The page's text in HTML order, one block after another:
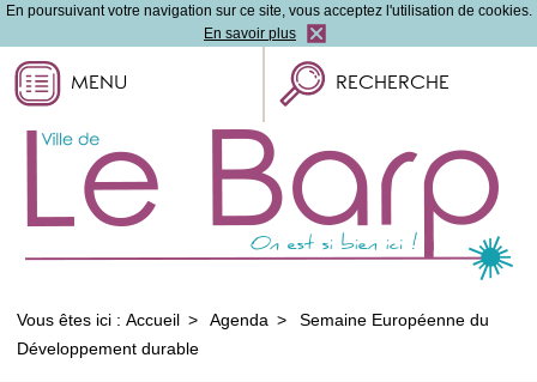
En poursuivant votre navigation sur ce site, vous acceptez l'utilisation de cookies.
En savoir plus
MENU RECHERCHE
Vous êtes ici : Accueil Agenda
Semaine Européenne du
Développement durable